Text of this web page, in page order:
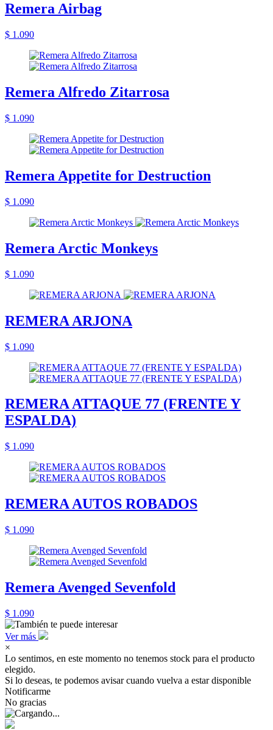
Remera Airbag
$ 1.090
Remera Alfredo Zitarrosa
$ 1.090
Remera Appetite for Destruction
$ 1.090
Remera Arctic Monkeys
$ 1.090
REMERA ARJONA
$ 1.090
REMERA ATTAQUE 77 (FRENTE Y
ESPALDA)
$ 1.090
REMERA AUTOS ROBADOS
$ 1.090
Remera Avenged Sevenfold
$ 1.090
Ver más
×
Lo sentimos, en este momento no tenemos stock para el producto
elegido.
Si lo deseas, te podemos avisar cuando vuelva a estar disponible
Notificarme
No gracias